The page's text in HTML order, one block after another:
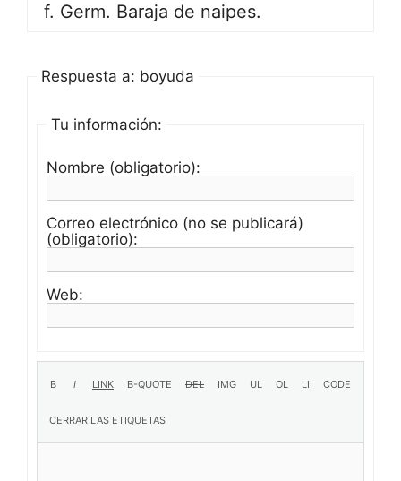
f. Germ. Baraja de naipes.
Respuesta a: boyuda
Tu información:
Nombre (obligatorio):
Correo electrónico (no se publicará)
(obligatorio):
Web: